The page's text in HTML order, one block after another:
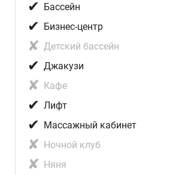
✔ Бассейн
✔ Бизнес-центр
✘ Детский бассейн
✔ Джакузи
✘ Кафе
✔ Лифт
✔ Массажный кабинет
✘ Ночной клуб
✘ Няня